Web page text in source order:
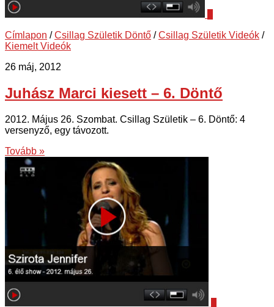
Címlapon /Csillag Születik Döntő /Csillag Születik Videók /
Kiemelt Videók
26 máj, 2012
Juhász Marci kiesett – 6. Döntő
2012. Május 26. Szombat. Csillag Születik – 6. Döntő: 4
versenyző, egy távozott.
Tovább »